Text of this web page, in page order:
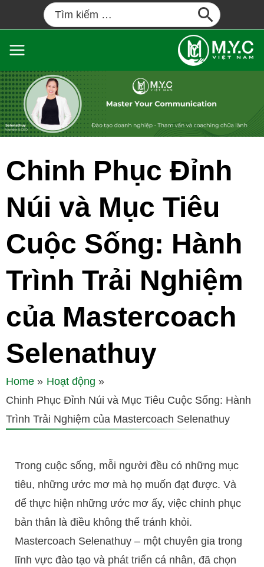
Chinh Phục Đỉnh
Núi và Mục Tiêu
Cuộc Sống: Hành
Trình Trải Nghiệm
của Mastercoach
Selenathuy
Home
Hoạt động
Chinh Phục Đỉnh Núi và Mục Tiêu Cuộc Sống: Hành
Trình Trải Nghiệm của Mastercoach Selenathuy
Trong cuộc sống, mỗi người đều có những mục
tiêu, những ước mơ mà họ muốn đạt được. Và
để thực hiện những ước mơ ấy, việc chinh phục
bản thân là điều không thể tránh khỏi.
Mastercoach Selenathuy – một chuyên gia trong
lĩnh vực đào tạo và phát triển cá nhân, đã chọn